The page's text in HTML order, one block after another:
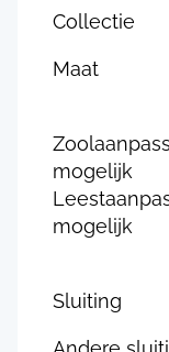
Collectie
Maat
mogelijk
mogelijk
Sluiting